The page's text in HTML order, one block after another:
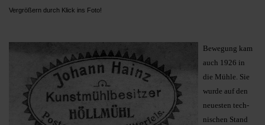
Vergrößern durch Klick ins Foto!
Bewegung kam
auch 1926 in
die Mühle. Sie
wurde auf den
neuesten tech­
nischen Stand